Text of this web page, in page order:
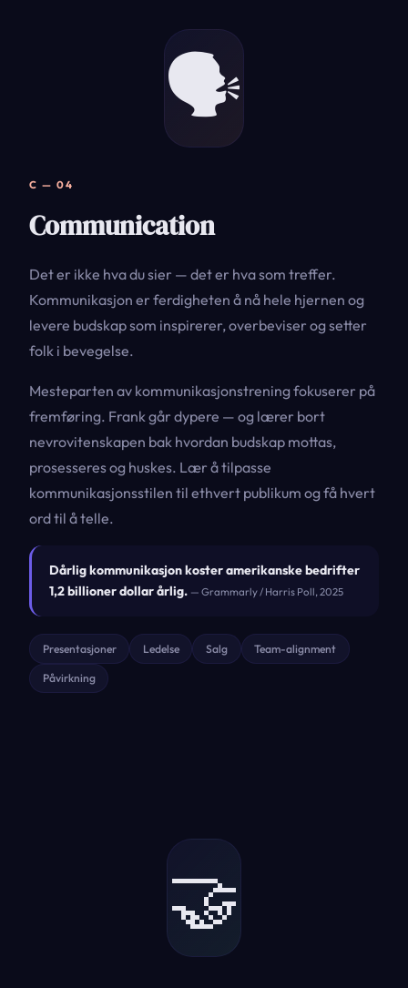
🗣️
C — 04
Communication
Det er ikke hva du sier — det er hva som treffer.
Kommunikasjon er ferdigheten å nå hele hjernen og
levere budskap som inspirerer, overbeviser og setter
folk i bevegelse.
Mesteparten av kommunikasjonstrening fokuserer på
fremføring. Frank går dypere — og lærer bort
nevrovitenskapen bak hvordan budskap mottas,
prosesseres og huskes. Lær å tilpasse
kommunikasjonsstilen til ethvert publikum og få hvert
ord til å telle.
Dårlig kommunikasjon koster amerikanske bedrifter
1,2 billioner dollar årlig. — Grammarly / Harris Poll, 2025
Presentasjoner Ledelse Salg Team-alignment
Påvirkning
🤝